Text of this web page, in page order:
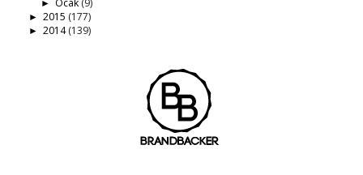
► Ocak (9)
► 2015 (177)
► 2014(139)